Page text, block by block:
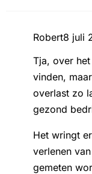
Robert8 juli
Tja, over
vinden,
overlast zo
gezond
Het wringt
verlenen
gemeten